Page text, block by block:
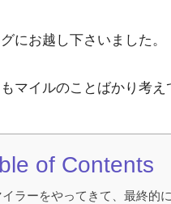
にお越し下さいました。
マイルのことばかり考え
of Contents
ラーをやってきて、最終的